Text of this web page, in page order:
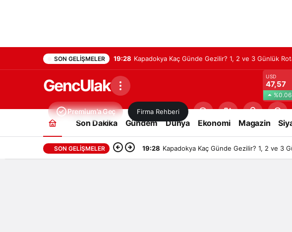
SON GELIŞMELER 19:28 Kapadokya Kaç Günde Gezilir? 1, 2 ve 3 Günlük
GencUlak USD
47,57
%0.06
Premium'a Geç Firma Rehberi
Son Dakika Gündem Dünya Ekonomi Magazin
SON GELIŞMELER 19:28 Kapadokya Kaç Günde Gezilir? 1, 2 ve 3